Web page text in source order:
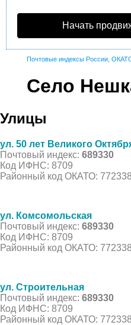
Начать
Почтовые индексы России,
Село
Улицы
ул. 50 лет Великого
Почтовый индекс: 689330
Код ИФНС: 8709
Районный код ОКАТО:
ул. Комсомольская
Почтовый индекс: 689330
Код ИФНС: 8709
Районный код ОКАТО:
ул. Строительная
Почтовый индекс: 689330
Код ИФНС: 8709
Районный код ОКАТО: